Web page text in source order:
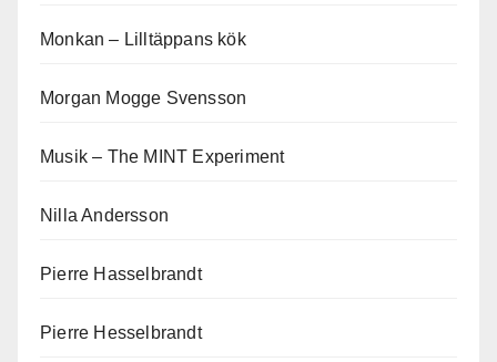
Monkan – Lilltäppans kök
Morgan Mogge Svensson
Musik – The MINT Experiment
Nilla Andersson
Pierre Hasselbrandt
Pierre Hesselbrandt